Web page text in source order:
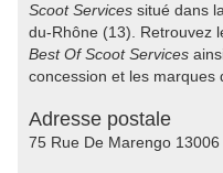
Scoot Services situé dans
du-Rhône (13). Retrouvez
Best Of Scoot Services
concession et les marques
Adresse postale
75 Rue De Marengo 13006